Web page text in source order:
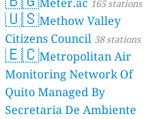
165 stations
🇺🇸Methow Valley
Citizens Council 38 stations
🇪🇨Metropolitan Air
Monitoring Network Of
Quito Managed By
Secretaria De Ambiente